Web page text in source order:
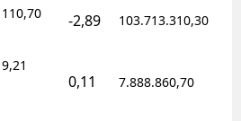
Karabük
Osmaniye
110,70 -2,89 103.713.310,30
9,21
0,11 7.888.860,70